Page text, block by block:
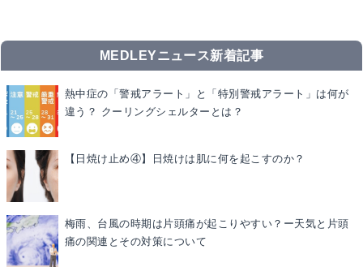
MEDLEYニュース新着記事
熱中症の「警戒アラート」と「特別警戒アラート」は何が
違う？ クーリングシェルターとは？
【日焼け止め④】日焼けは肌に何を起こすのか？
梅雨、台風の時期は片頭痛が起こりやすい？ー天気と片頭
痛の関連とその対策について